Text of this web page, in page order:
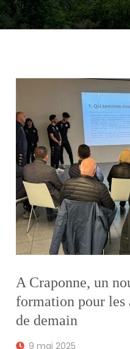
A Craponne, un
formation pour les
de demain
9 mai 2025